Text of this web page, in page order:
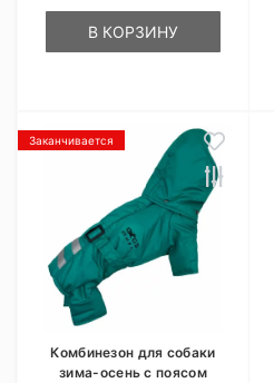
В КОРЗИНУ
Заканчивается
Комбинезон для собаки
зима-осень с поясом